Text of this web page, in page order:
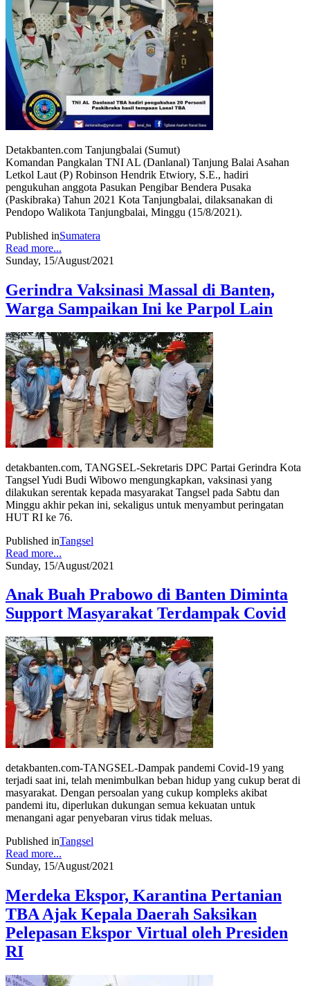
Detakbanten.com Tanjungbalai (Sumut)
Komandan Pangkalan TNI AL (Danlanal) Tanjung Balai Asahan
Letkol Laut (P) Robinson Hendrik Etwiory, S.E., hadiri
pengukuhan anggota Pasukan Pengibar Bendera Pusaka
(Paskibraka) Tahun 2021 Kota Tanjungbalai, dilaksanakan di
Pendopo Walikota Tanjungbalai, Minggu (15/8/2021).
Published inSumatera
Read more...
Sunday, 15/August/2021
Gerindra Vaksinasi Massal di Banten,
Warga Sampaikan Ini ke Parpol Lain
detakbanten.com, TANGSEL-Sekretaris DPC Partai Gerindra Kota
Tangsel Yudi Budi Wibowo mengungkapkan, vaksinasi yang
dilakukan serentak kepada masyarakat Tangsel pada Sabtu dan
Minggu akhir pekan ini, sekaligus untuk menyambut peringatan
HUT RI ke 76.
Published inTangsel
Read more...
Sunday, 15/August/2021
Anak Buah Prabowo di Banten Diminta
Support Masyarakat Terdampak Covid
detakbanten.com-TANGSEL-Dampak pandemi Covid-19 yang
terjadi saat ini, telah menimbulkan beban hidup yang cukup berat di
masyarakat. Dengan persoalan yang cukup kompleks akibat
pandemi itu, diperlukan dukungan semua kekuatan untuk
menangani agar penyebaran virus tidak meluas.
Published inTangsel
Read more...
Sunday, 15/August/2021
Merdeka Ekspor, Karantina Pertanian
TBA Ajak Kepala Daerah Saksikan
Pelepasan Ekspor Virtual oleh Presiden
RI